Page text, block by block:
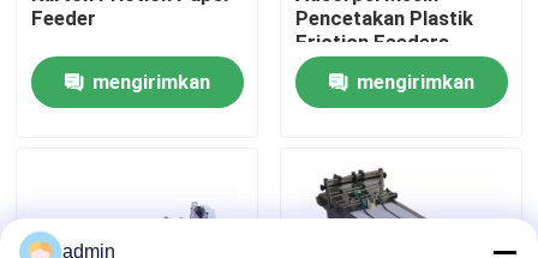
Hubungi Kami
Berita
Minta Kutipan
Feeder
mengirimkan
Pencetakan Plastik
Friction Feeders
mengirimkan
admin